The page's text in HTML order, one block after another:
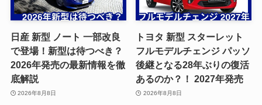
日産 新型 ノート 一部改良
で登場！新型は待つべき？
2026年発売の最新情報を徹
底解説
2026年8月8日
トヨタ 新型 スターレット
フルモデルチェンジ パッソ
後継となる28年ぶりの復活
あるのか？！ 2027年発売
2026年8月8日